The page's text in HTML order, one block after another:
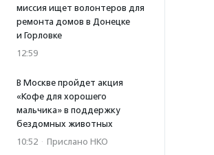
миссия ищет волонтеров для
ремонта домов в Донецке
и Горловке
12:59
В Москве пройдет акция
«Кофе для хорошего
мальчика» в поддержку
бездомных животных
10:52 · Прислано НКО